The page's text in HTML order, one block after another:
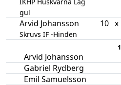
IKHP Huskvarna Lag
gul
Arvid Johansson
Skruvs IF -Hinden
10 x
1
Arvid Johansson
Gabriel Rydberg
Emil Samuelsson